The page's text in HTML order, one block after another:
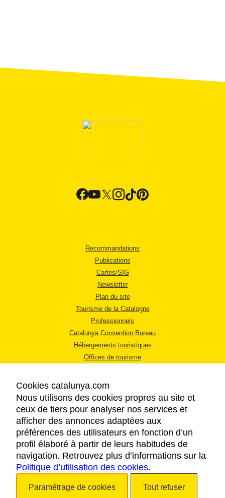
Recommandations
Publications
Cartes/SIG
Newsletter
Plan du site
Tourisme de la Catalogne
Professionnels
Catalunya Convention Bureau
Hébergements touristiques
Offices de tourisme
MENTIONS LÉGALES
RÈGLES DE CONFIDENTIALITÉ
COOKIES
ACCESSIBILITÉ
Cookies catalunya.com
Nous utilisons des cookies propres au site et
ceux de tiers pour analyser nos services et
afficher des annonces adaptées aux
préférences des utilisateurs en fonction d’un
profil élaboré à partir de leurs habitudes de
navigation. Retrouvez plus d’informations sur la
Politique d’utilisation des cookies.
Paramétrage de cookies Tout refuser